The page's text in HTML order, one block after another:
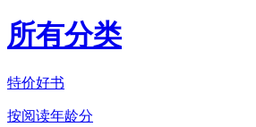
所有分类
特价好书
按阅读年龄分